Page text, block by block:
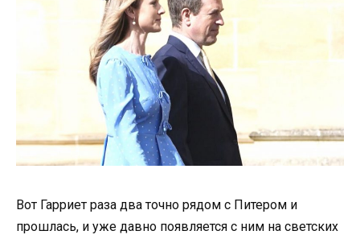
Вот Гарриет раза два точно рядом с Питером и
прошлась, и уже давно появляется с ним на светских